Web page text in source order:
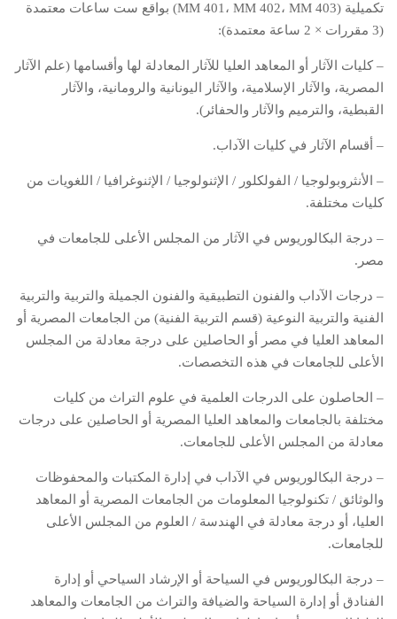
تكميلية (MM 401، MM 402، MM 403) بواقع ست ساعات معتمدة
(3 مقررات × 2 ساعة معتمدة):
– كليات الآثار أو المعاهد العليا للآثار المعادلة لها وأقسامها (علم الآثار
المصرية، والآثار الإسلامية، والآثار اليونانية والرومانية، والآثار
القبطية، والترميم والآثار والحفائر).
– أقسام الآثار في كليات الآداب.
– الأنثروبولوجيا / الفولكلور / الإثنولوجيا / الإثنوغرافيا / اللغويات من
كليات مختلفة.
– درجة البكالوريوس في الآثار من المجلس الأعلى للجامعات في
مصر.
– درجات الآداب والفنون التطبيقية والفنون الجميلة والتربية والتربية
الفنية والتربية النوعية (قسم التربية الفنية) من الجامعات المصرية أو
المعاهد العليا في مصر أو الحاصلين على درجة معادلة من المجلس
الأعلى للجامعات في هذه التخصصات.
– الحاصلون على الدرجات العلمية في علوم التراث من كليات
مختلفة بالجامعات والمعاهد العليا المصرية أو الحاصلين على درجات
معادلة من المجلس الأعلى للجامعات.
– درجة البكالوريوس في الآداب في إدارة المكتبات والمحفوظات
والوثائق / تكنولوجيا المعلومات من الجامعات المصرية أو المعاهد
العليا، أو درجة معادلة في الهندسة / العلوم من المجلس الأعلى
للجامعات.
– درجة البكالوريوس في السياحة أو الإرشاد السياحي أو إدارة
الفنادق أو إدارة السياحة والضيافة والتراث من الجامعات والمعاهد